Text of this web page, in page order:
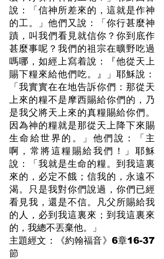
說：「信神所差來的，這就是作神
的工。」他們又說：「你行甚麼神
蹟，叫我們看見就信你？你到底作
甚麼事呢？我們的祖宗在曠野吃過
嗎哪，如經上寫着說：『他從天上
賜下糧來給他們吃。』」耶穌說：
「我實實在在地告訴你們：那從天
上來的糧不是摩西賜給你們的，乃
是我父將天上來的真糧賜給你們。
因為神的糧就是那從天上降下來賜
生命給世界的。」他們說：「主
啊，常將這糧賜給我們！」耶穌
說：「我就是生命的糧。到我這裏
來的，必定不餓；信我的，永遠不
渴。只是我對你們說過，你們已經
看見我，還是不信。凡父所賜給我
的人，必到我這裏來；到我這裏來
的，我總不丟棄他。」
主題經文：《約翰福音》6章16-37
節